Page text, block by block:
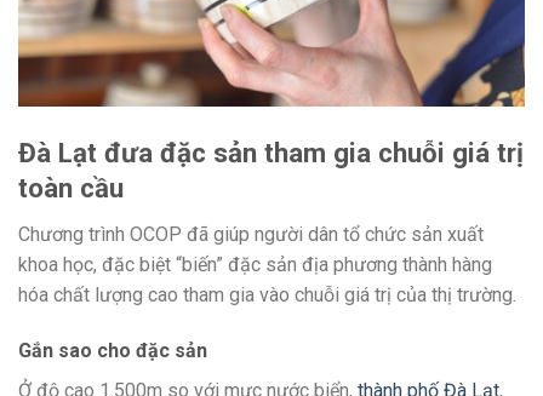
Đà Lạt đưa đặc sản tham gia chuỗi giá trị
toàn cầu
Chương trình OCOP đã giúp người dân tổ chức sản xuất
khoa học, đặc biệt “biến” đặc sản địa phương thành hàng
hóa chất lượng cao tham gia vào chuỗi giá trị của thị trường.
Gắn sao cho đặc sản
Ở độ cao 1.500m so với mực nước biển, thành phố Đà Lạt,